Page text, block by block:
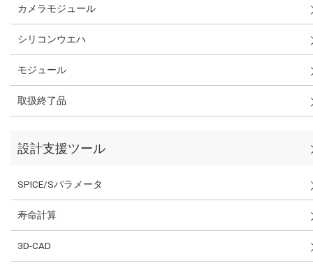
カメラモジュール
シリコンウエハ
モジュール
取扱終了品
設計支援ツール
SPICE/Sパラメータ
寿命計算
3D-CAD